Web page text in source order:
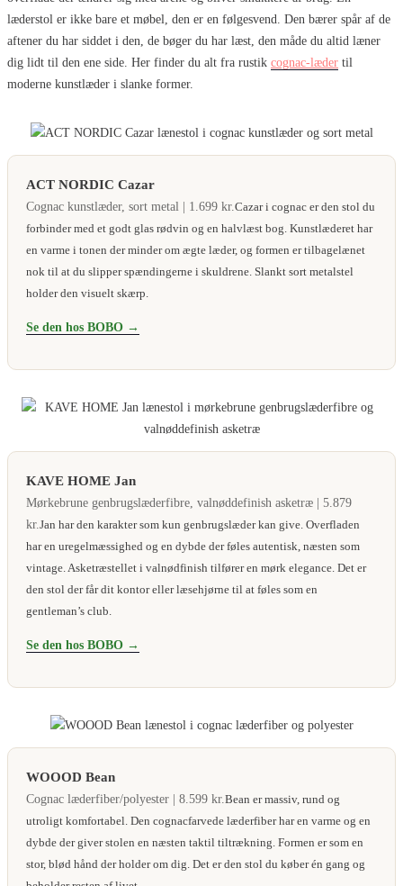
læderstol er ikke bare et møbel, den er en følgesvend. Den bærer spår af de
aftener du har siddet i den, de bøger du har læst, den måde du altid læner
dig lidt til den ene side. Her finder du alt fra rustik cognac-læder til
moderne kunstlæder i slanke former.
ACT NORDIC Cazar
Cognac kunstlæder, sort metal | 1.699 kr. Cazar i cognac er den stol du
forbinder med et godt glas rødvin og en halvlæst bog. Kunstlæderet har
en varme i tonen der minder om ægte læder, og formen er tilbagelænet
nok til at du slipper spændingerne i skuldrene. Slankt sort metalstel
holder den visuelt skærp.
Se den hos BOBO →
KAVE HOME Jan
Mørkebrune genbrugslæderfibre, valnøddefinish asketræ | 5.879
kr. Jan har den karakter som kun genbrugslæder kan give. Overfladen
har en uregelmæssighed og en dybde der føles autentisk, næsten som
vintage. Asketræstellet i valnødfinish tilfører en mørk elegance. Det er
den stol der får dit kontor eller læsehjørne til at føles som en
gentleman’s club.
Se den hos BOBO →
WOOOD Bean
Cognac læderfiber/polyester | 8.599 kr. Bean er massiv, rund og
utroligt komfortabel. Den cognacfarvede læderfiber har en varme og en
dybde der giver stolen en næsten taktil tiltrækning. Formen er som en
stor, blød hånd der holder om dig. Det er den stol du køber én gang og